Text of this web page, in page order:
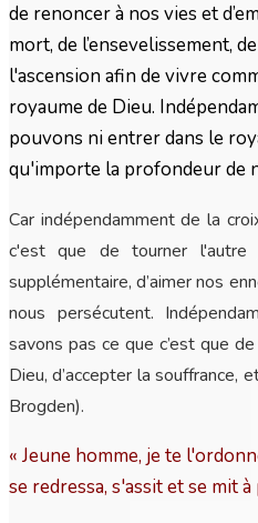
de renoncer à nos vies et
mort, de l’ensevelissement,
l'ascension afin de vivre
royaume de Dieu.
pouvons ni entrer dans le
qu'importe la profondeur de
Car indépendamment de la
c'est que de tourner
supplémentaire, d’aimer nos
nous persécutent.
savons pas ce que c’est que
Dieu, d’accepter la souffrance,
Brogden).
« Jeune homme, je te
se redressa, s'assit et se mit à